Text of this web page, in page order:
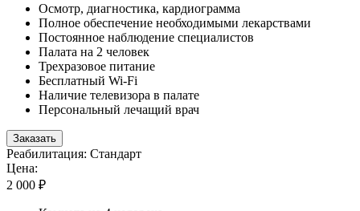
Осмотр, диагностика, кардиограмма
Полное обеспечение необходимыми лекарствами
Постоянное наблюдение специалистов
Палата на 2 человек
Трехразовое питание
Бесплатный Wi-Fi
Наличие телевизора в палате
Персональный лечащий врач
Заказать
Реабилитация: Стандарт
Цена:
2 000 ₽